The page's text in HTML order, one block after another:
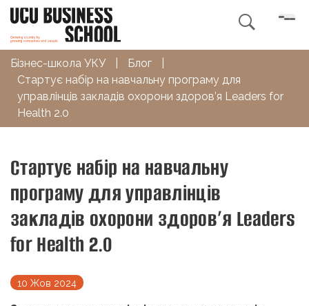

Бізнес-школа УКУ Блог
Стартує набір на навчальну програму для
управлінців закладів охорони здоров’я Leaders for
Health 2.0
Стартує набір на навчальну
програму для управлінців
закладів охорони здоров’я Leaders
for Health 2.0
10 Жов 2024